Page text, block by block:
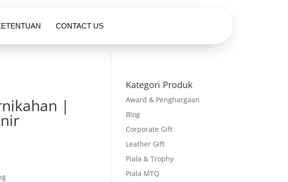
CONTACT US
|
Kategori Produk
Award & Penghargaan
Blog
Corporate Gift
Leather Gift
Piala & Trophy
Piala MTQ